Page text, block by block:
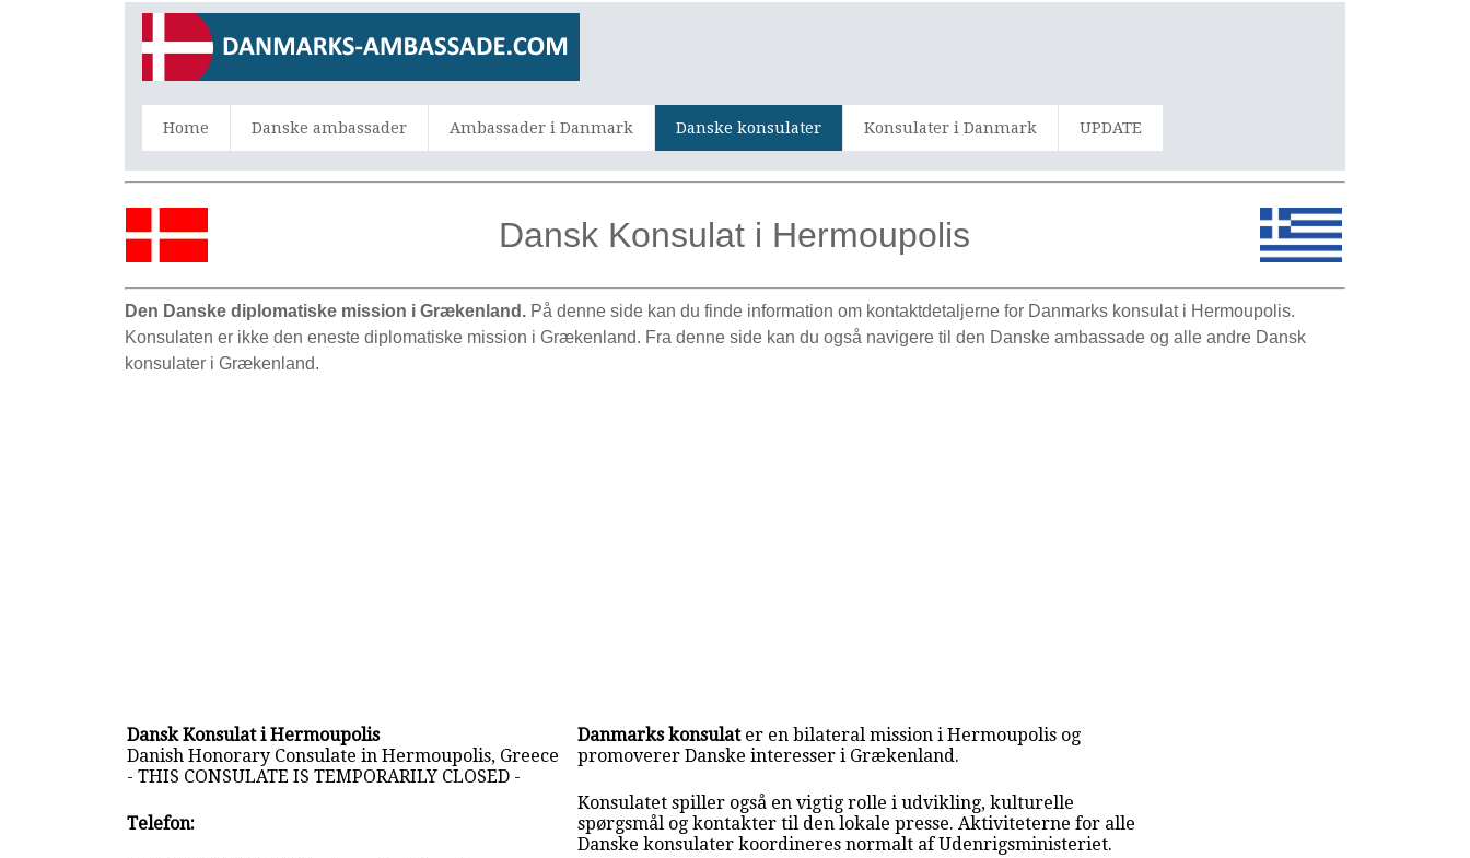
Home Danske ambassader Ambassader i Danmark Danske konsulater Konsulater i Danmark UPDATE
Dansk Konsulat i Hermoupolis
Den Danske diplomatiske mission i Grækenland. På denne side kan du finde information om kontaktdetaljerne for Danmarks konsulat i Hermoupolis.
Konsulaten er ikke den eneste diplomatiske mission i Grækenland. Fra denne side kan du også navigere til den Danske ambassade og alle andre Dansk
konsulater i Grækenland.
Dansk Konsulat i Hermoupolis
Danish Honorary Consulate in Hermoupolis, Greece
- THIS CONSULATE IS TEMPORARILY CLOSED -
Telefon:
Danmarks konsulater en bilateral mission i Hermoupolis og
promoverer Danske interesser i Grækenland.
Konsulatet spiller også en vigtig rolle i udvikling, kulturelle
spørgsmål og kontakter til den lokale presse. Aktiviteterne for alle
Danske konsulater koordineres normalt af Udenrigsministeriet.